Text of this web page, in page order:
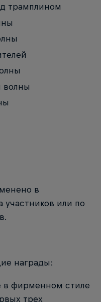
трамплином
волны
в
участников или по
награды:
в фирменном стиле
трех